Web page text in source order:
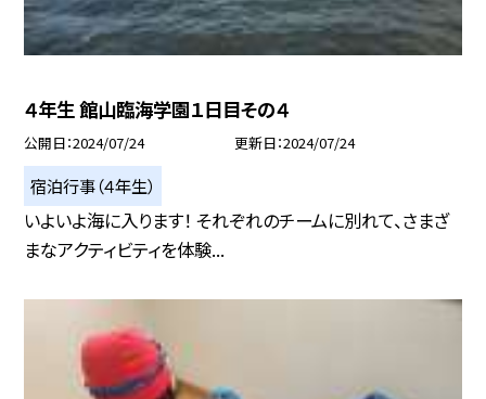
４年生 館山臨海学園１日目その４
公開日 2024/07/24 更新日 2024/07/24
宿泊行事（４年生）
いよいよ海に入ります！ それぞれのチームに別れて、さまざ
まなアクティビティを体験...